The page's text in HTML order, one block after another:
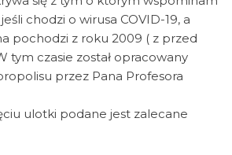
chodzi o wirusa COVID-19, a
pochodzi z roku 2009 ( z przed
tym czasie został opracowany
przez Pana Profesora
ulotki podane jest zalecane